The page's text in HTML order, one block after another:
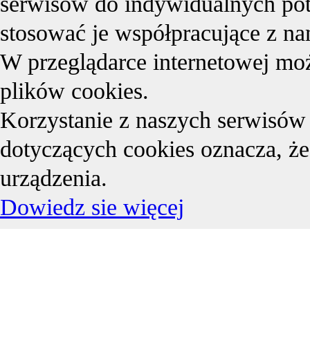
stosować je współpracujące z
W przeglądarce internetowej
plików cookies.
Korzystanie z naszych
dotyczących cookies oznacza,
urządzenia.
Dowiedz sie więcej